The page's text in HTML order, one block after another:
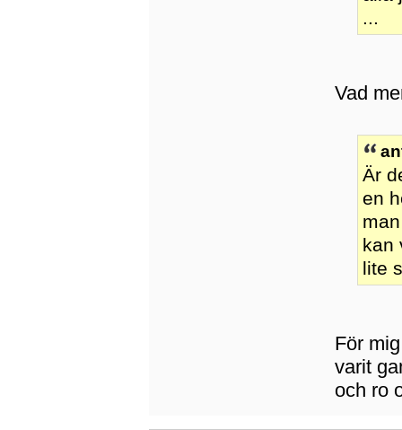
...
Vad
Är
en
kan
lite
För
varit
och ro